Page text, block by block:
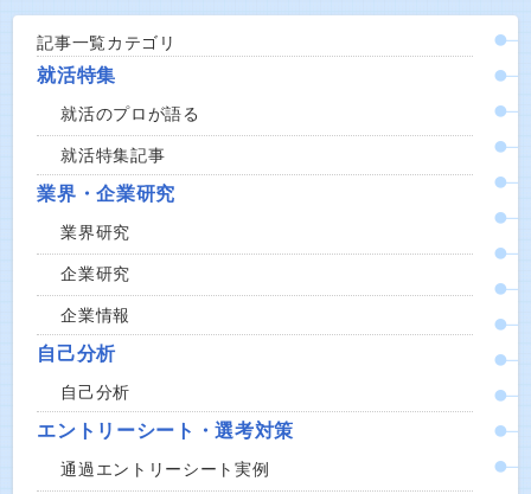
記事一覧カテゴリ
就活特集
就活のプロが語る
就活特集記事
業界・企業研究
業界研究
企業研究
企業情報
自己分析
自己分析
エントリーシート・選考対策
通過エントリーシート実例